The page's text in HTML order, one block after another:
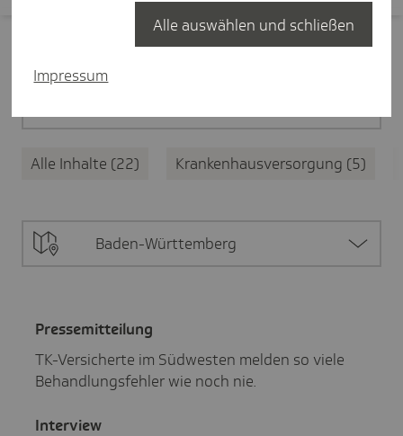
Alle Inhalte 22 Krankenhausversorgung 5
Baden-Württemberg
Pres­se­mit­tei­lung
TK-Versicherte im Südwesten melden so viele
Behandlungsfehler wie noch nie.
Inter­view
Impressum
Alle auswählen und schließen